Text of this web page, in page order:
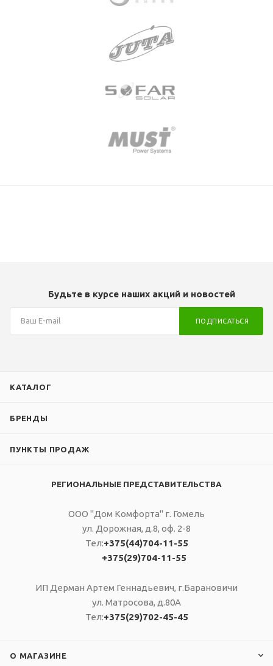
Будьте в курсе наших акций и новостей
ПОДПИСАТЬСЯ
КАТАЛОГ
БРЕНДЫ
ПУНКТЫ ПРОДАЖ
РЕГИОНАЛЬНЫЕ ПРЕДСТАВИТЕЛЬСТВА
ООО "Дом Комфорта" г. Гомель
ул. Дорожная, д.8, оф. 2-8
Тел:+375(44)704-11-55
+375(29)704-11-55
ИП Дерман Артем Геннадьевич, г.Барановичи
ул. Матросова, д.80А
Тел:+375(29)702-45-45
О МАГАЗИНЕ